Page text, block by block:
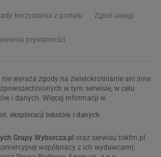
korzystania z portalu Zgłoś uwagi
prywatności
nie wyraża zgody na zwielokrotnianie ani inne
w tym serwisie, w celu
i danych. Więcej informacji w
eksploracji tekstów i danych
Grupy Wyborcza.pl oraz serwisu tokfm.pl
współpracy z ich wydawcami: